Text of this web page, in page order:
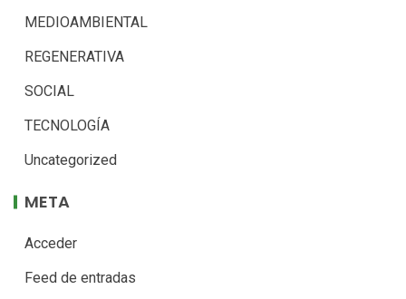
MEDIOAMBIENTAL
REGENERATIVA
SOCIAL
TECNOLOGÍA
Uncategorized
META
Acceder
Feed de entradas